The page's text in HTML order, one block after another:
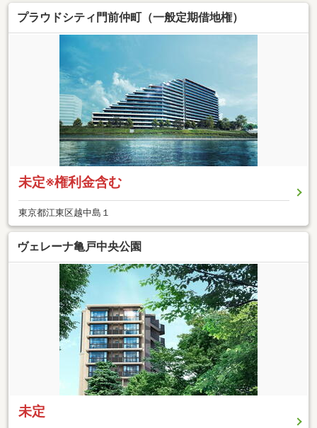
プラウドシティ門前仲町（一般定期借地権）
未定※権利金含む
東京都江東区越中島１
ヴェレーナ亀戸中央公園
未定